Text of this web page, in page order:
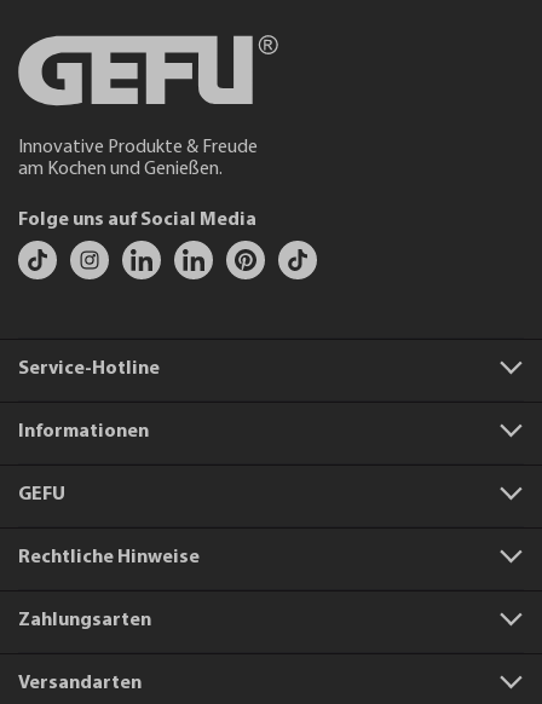
Innovative Produkte & Freude
am Kochen und Genießen.
Folge uns auf Social Media
Service-Hotline
Informationen
GEFU
Rechtliche Hinweise
Zahlungsarten
Versandarten